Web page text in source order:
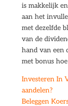
is makkelijk
aan het
met dezelfde
van de
hand van een
met bonus
Investeren In
aandelen?
Beleggen